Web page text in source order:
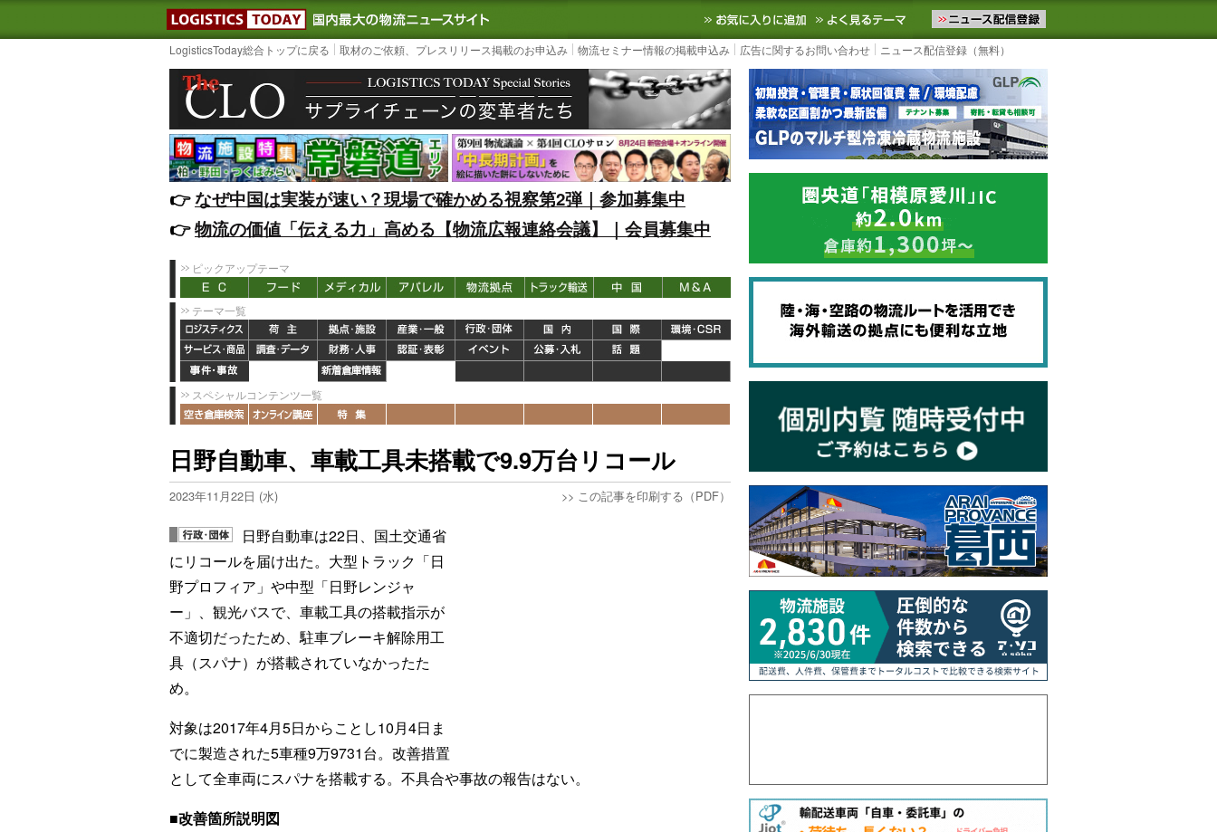
LOGISTICS TODAY｜国内最大の物流ニュースサイト3PL, SCMなど国内外の最新の物流ニュースをお届けします。物流ニュースメール配信を登録す
お気に入りに追加 よく見るテーマ
LogisticsToday総合トップに戻る 取材のご依頼、プレスリリース掲載のお申込み 物流セミナー情報の掲載申込み 広告に関するお問い合わせ ニュース配信登録（無料）
👉️なぜ中国は実装が速い？現場で確かめる視察第2弾｜参加募集中
👉️物流の価値「伝える力」高める【物流広報連絡会議】｜会員募集中
ピックアップテーマ
テーマ一覧
スペシャルコンテンツ一覧
日野自動車、車載工具未搭載で9.9万台リコール
2023年11月22日 (水) >> この記事を印刷する（PDF）
日野自動車は22日、国土交通省
にリコールを届け出た。大型トラック「日
野プロフィア」や中型「日野レンジャ
ー」、観光バスで、車載工具の搭載指示が
不適切だったため、駐車ブレーキ解除用工
具（スパナ）が搭載されていなかったた
め。
対象は2017年4月5日からことし10月4日ま
でに製造された5車種9万9731台。改善措置
として全車両にスパナを搭載する。不具合や事故の報告はない。
■改善箇所説明図